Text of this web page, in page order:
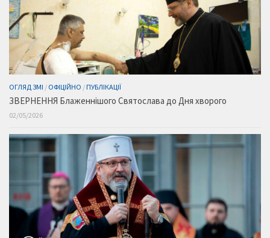
ОГЛЯД ЗМІ / ОФІЦІЙНО /ПУБЛІКАЦІЇ
ЗВЕРНЕННЯ Блаженнішого Святослава до Дня хворого
02/05/2026